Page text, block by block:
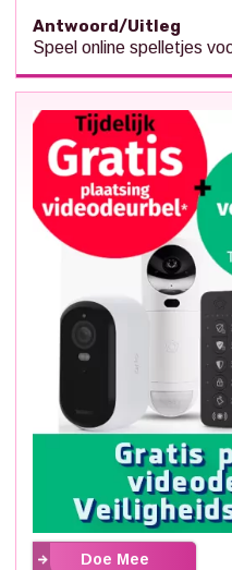
Antwoord/Uitleg
Speel online spelletjes
Doe Mee